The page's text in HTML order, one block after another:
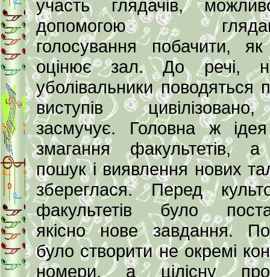
участь глядачів,
допомогою
голосування побачити,
оцінює зал. До речі,
уболівальники поводяться
виступів
засмучує. Головна ж
змагання факультетів,
пошук і виявлення нових
збереглася. Перед
факультетів було
якісно нове завдання.
було створити не окремі
номери, а цілісну